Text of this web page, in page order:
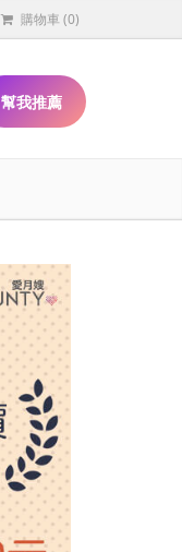
購物車 (0)
幫我推薦